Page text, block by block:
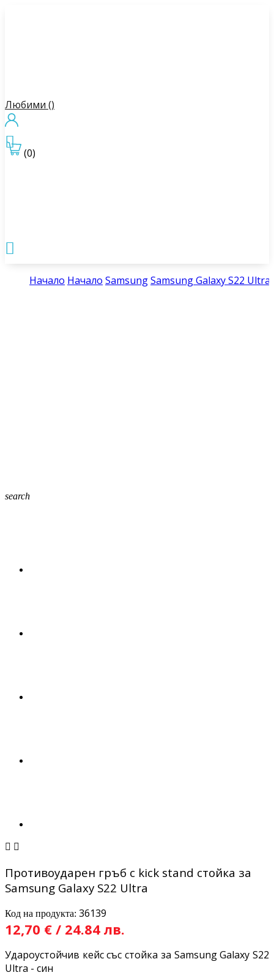
Любими ()
(0)


Начало Начало SamsungSamsung Galaxy S22 Ultra
search
 
Противоударен гръб с kick stand стойка за
Samsung Galaxy S22 Ultra
Код на продукта: 36139
12,70 € / 24.84 лв.
Удароустойчив кейс със стойка за Samsung Galaxy S22
Ultra - син